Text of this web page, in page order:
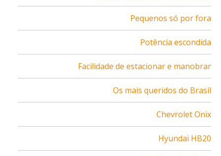
Pequenos só por fora
Potência escondida
Facilidade de estacionar e manobrar
Os mais queridos do Brasil
Chevrolet Onix
Hyundai HB20